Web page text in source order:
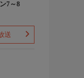
7～8
送